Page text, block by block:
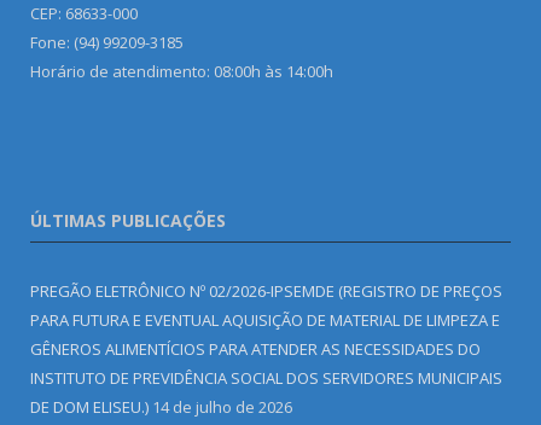
CEP: 68633-000
Fone: (94) 99209-3185
Horário de atendimento: 08:00h às 14:00h
ÚLTIMAS PUBLICAÇÕES
PREGÃO ELETRÔNICO Nº 02/2026-IPSEMDE (REGISTRO DE PREÇOS
PARA FUTURA E EVENTUAL AQUISIÇÃO DE MATERIAL DE LIMPEZA E
GÊNEROS ALIMENTÍCIOS PARA ATENDER AS NECESSIDADES DO
INSTITUTO DE PREVIDÊNCIA SOCIAL DOS SERVIDORES MUNICIPAIS
DE DOM ELISEU.) 14 de julho de 2026